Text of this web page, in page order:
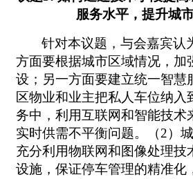
服务水平，提升城
针对本议题，与会嘉宾认
方面要根据城市区域情况，加
设；另一方面要建立统一智慧
区物业和业主把私人车位纳入
务中，利用互联网和智能技术
实时供需不平衡问题。（2）
充分利用物联网和图像处理技
设施，保证停车管理的精准化